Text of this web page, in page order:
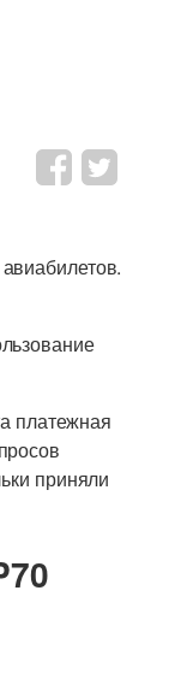
платежная
приняли